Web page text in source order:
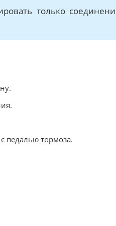
только
педалью тормоза.